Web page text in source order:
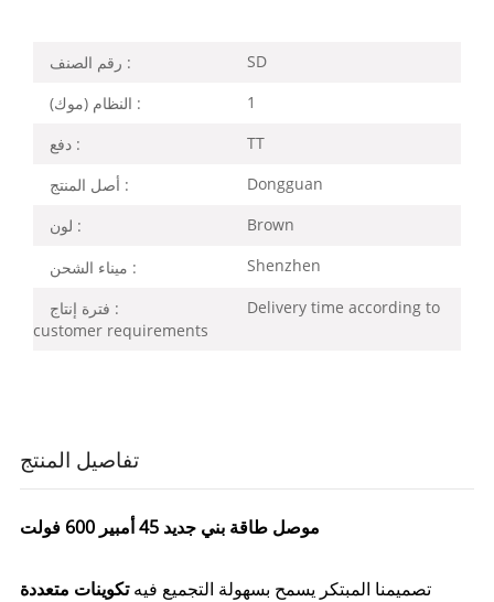
رقم الصنف : SD
النظام (موك) : 1
دفع : TT
أصل المنتج : Dongguan
لون : Brown
ميناء الشحن : Shenzhen
فترة إنتاج :
Delivery time according to
customer requirements
تفاصيل المنتج
موصل طاقة بني جديد 45 أمبير 600 فولت
تصميمنا المبتكر يسمح بسهولة التجميع فيهتكوينات متعددة